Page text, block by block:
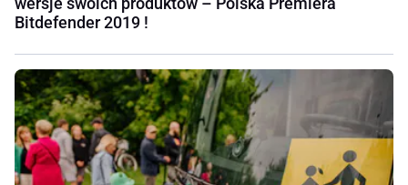
Bitdefender 2019 !